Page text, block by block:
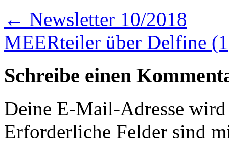
← Newsletter 10/2018
MEERteiler über Delfine
Schreibe einen
Deine E-Mail-Adresse
Erforderliche Felder sind